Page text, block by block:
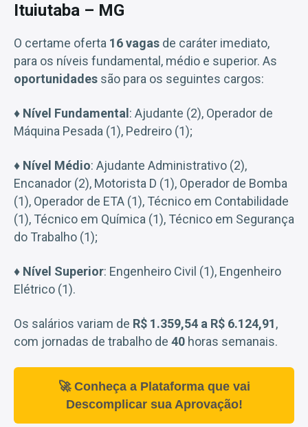
Ituiutaba – MG
O certame oferta 16 vagas de caráter imediato,
para os níveis fundamental, médio e superior. As
oportunidades são para os seguintes cargos:
♦ Nível Fundamental : Ajudante (2), Operador de
Máquina Pesada (1), Pedreiro (1);
♦ Nível Médio: Ajudante Administrativo (2),
Encanador (2), Motorista D (1), Operador de Bomba
(1), Operador de ETA (1), Técnico em Contabilidade
(1), Técnico em Química (1), Técnico em Segurança
do Trabalho (1);
♦ Nível Superior: Engenheiro Civil (1), Engenheiro
Elétrico (1).
Os salários variam de R$ 1.359,54 a R$ 6.124,91,
com jornadas de trabalho de 40 horas semanais.
🚀 Conheça a Plataforma que vai
Descomplicar sua Aprovação!